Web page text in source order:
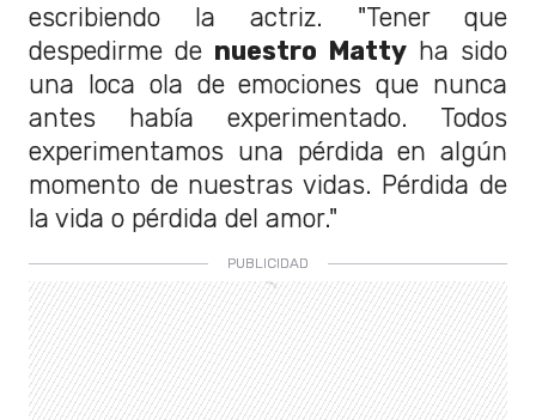
escribiendo la actriz. "Tener que
despedirme de nuestro Matty ha sido
una loca ola de emociones que nunca
antes había experimentado. Todos
experimentamos una pérdida en algún
momento de nuestras vidas. Pérdida de
la vida o pérdida del amor."